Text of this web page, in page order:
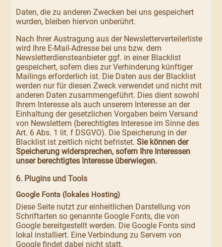
Daten, die zu anderen Zwecken bei uns gespeichert
wurden, bleiben hiervon unberührt.
Nach Ihrer Austragung aus der Newsletterverteilerliste
wird Ihre E-Mail-Adresse bei uns bzw. dem
Newsletterdiensteanbieter ggf. in einer Blacklist
gespeichert, sofern dies zur Verhinderung künftiger
Mailings erforderlich ist. Die Daten aus der Blacklist
werden nur für diesen Zweck verwendet und nicht mit
anderen Daten zusammengeführt. Dies dient sowohl
Ihrem Interesse als auch unserem Interesse an der
Einhaltung der gesetzlichen Vorgaben beim Versand
von Newslettern (berechtigtes Interesse im Sinne des
Art. 6 Abs. 1 lit. f DSGVO). Die Speicherung in der
Blacklist ist zeitlich nicht befristet.Sie können der
Speicherung widersprechen, sofern Ihre Interessen
unser berechtigtes Interesse überwiegen.
6. Plugins und Tools
Google Fonts (lokales Hosting)
Diese Seite nutzt zur einheitlichen Darstellung von
Schriftarten so genannte Google Fonts, die von
Google bereitgestellt werden. Die Google Fonts sind
lokal installiert. Eine Verbindung zu Servern von
Google findet dabei nicht statt.